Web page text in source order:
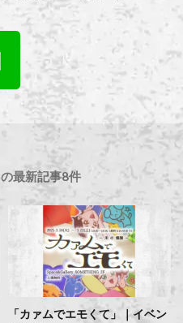
の最新記事8件
「カァムでエモくて」｜イベン